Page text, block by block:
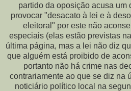
partido da oposição acusa um
provocar "desacato à lei e à
eleitoral" por este não
especiais (elas estão previstas
última página, mas a lei não diz
que alguém está proibido de
portanto não há crime nas
contrariamente ao que se diz na
noticiário político local na